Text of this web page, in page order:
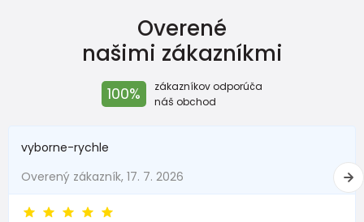
s DPH
Skladem
FUNNY chlapčenské ponožky - 3pack, Pidilidi, PD0139-02, chlapec
Skladem
ponožky chlapčenské - 3pack, Pidilidi, PD0129, Chlapec
9,5 €
Overené
našimi zákazníkmi
100%
zákazníkov odporúča
náš obchod
vyborne-rychle
Overený zákazník, 17. 7. 2026